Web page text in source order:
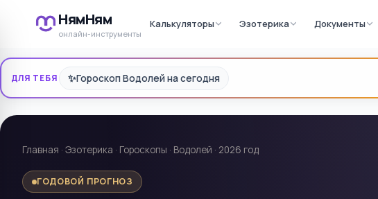
НямНям
онлайн-инструменты
Калькуляторы Эзотерика Документы
ДЛЯ ТЕБЯ ✨Гороскоп Водолей на сегодня
Главная · Эзотерика · Гороскопы · Водолей · 2026 год
ГОДОВОЙ ПРОГНОЗ